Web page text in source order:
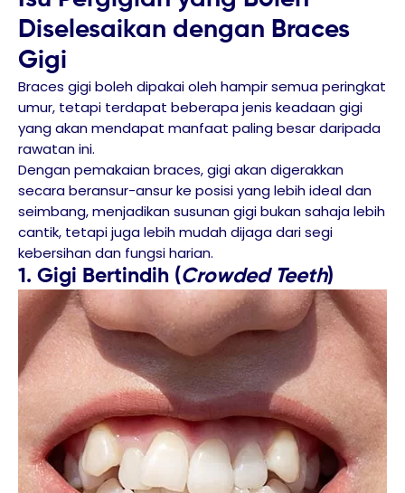
Diselesaikan dengan Braces
Gigi
Braces gigi boleh dipakai oleh hampir semua peringkat
umur, tetapi terdapat beberapa jenis keadaan gigi
yang akan mendapat manfaat paling besar daripada
rawatan ini.
Dengan pemakaian braces, gigi akan digerakkan
secara beransur-ansur ke posisi yang lebih ideal dan
seimbang, menjadikan susunan gigi bukan sahaja lebih
cantik, tetapi juga lebih mudah dijaga dari segi
kebersihan dan fungsi harian.
1. Gigi Bertindih (Crowded Teeth)